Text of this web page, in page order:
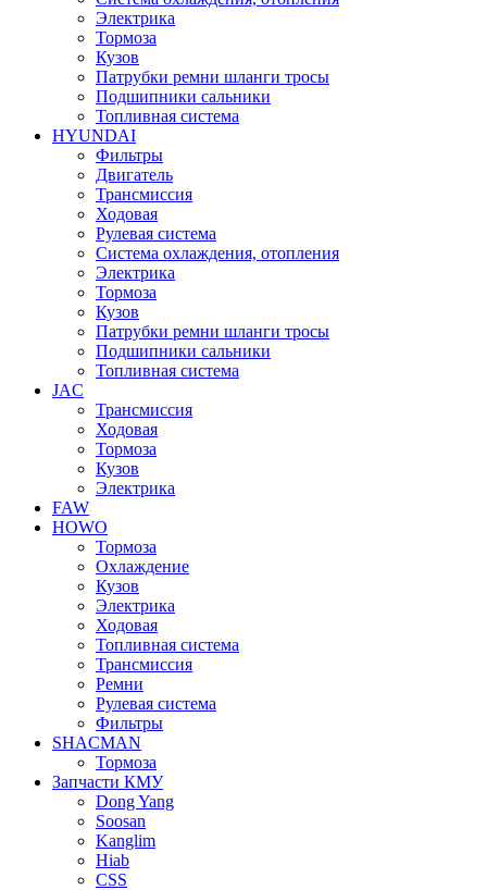
Электрика
Тормоза
Кузов
Патрубки ремни шланги тросы
Подшипники cальники
Топливная система
HYUNDAI
Фильтры
Двигатель
Трансмиссия
Ходовая
Рулевая система
Система охлаждения, отопления
Электрика
Тормоза
Кузов
Патрубки ремни шланги тросы
Подшипники сальники
Топливная система
JAC
Трансмиcсия
Ходовая
Тормоза
Кузов
Электрика
FAW
HOWO
Тормоза
Охлаждение
Кузов
Электрика
Ходовая
Топливная система
Трансмиссия
Ремни
Рулевая система
Фильтры
SHACMAN
Тормоза
Запчасти КМУ
Dong Yang
Soosan
Kanglim
Hiab
CSS